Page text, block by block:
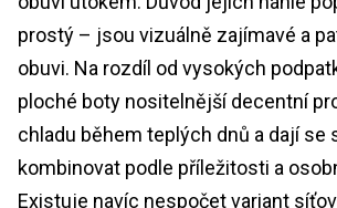
prostý – jsou vizuálně zajímavé a
obuvi. Na rozdíl od vysokých
ploché boty nositelnější decentní
chladu během teplých dnů a dají se
kombinovat podle příležitosti a
Existuje navíc nespočet variant